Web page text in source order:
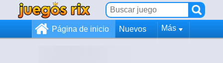
Página de inicio Nuevos Más